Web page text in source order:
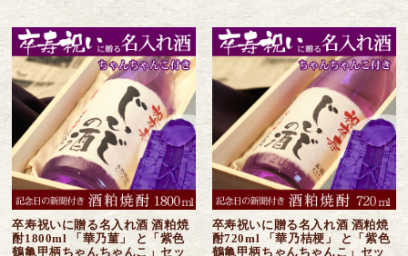
卒寿祝いに贈る名入れ酒 酒粕焼
酎1800ml 「華乃菫」 と「紫色
鶴亀甲柄ちゃんちゃんこ」セッ
卒寿祝いに贈る名入れ酒 酒粕焼
酎720ml 「華乃桔梗」 と「紫色
鶴亀甲柄ちゃんちゃんこ」セッ